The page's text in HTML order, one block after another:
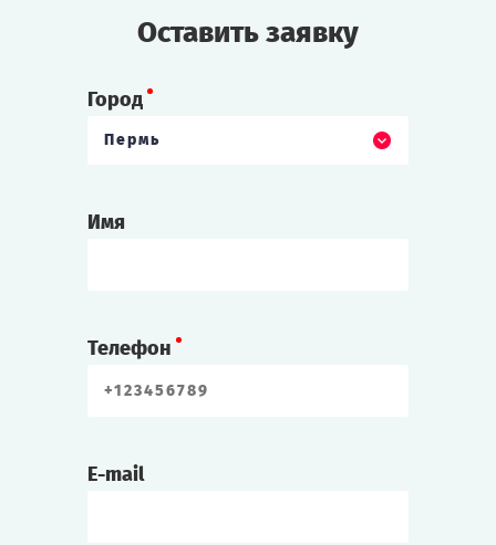
Оставить заявку
Город
Пермь
Имя
Телефон
E-mail